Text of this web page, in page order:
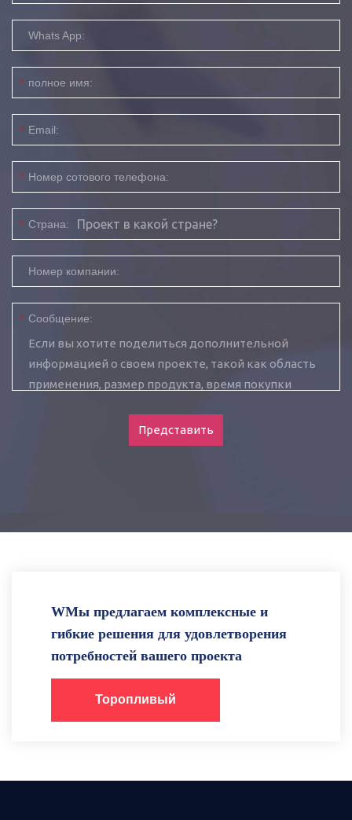
Whats App:
* полное имя:
* Email:
* Номер сотового телефона:
* Страна:
Номер компании:
* Сообщение:
Представить
WМы предлагаем комплексные и
гибкие решения для удовлетворения
потребностей вашего проекта
Торопливый